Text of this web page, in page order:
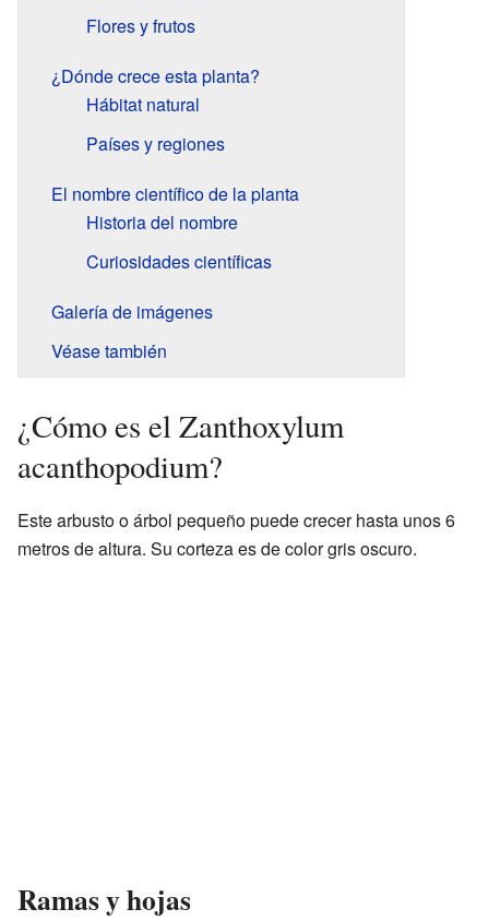
Flores y frutos
¿Dónde crece esta planta?
Hábitat natural
Países y regiones
El nombre científico de la planta
Historia del nombre
Curiosidades científicas
Galería de imágenes
Véase también
¿Cómo es el Zanthoxylum
acanthopodium?
Este arbusto o árbol pequeño puede crecer hasta unos 6
metros de altura. Su corteza es de color gris oscuro.
Ramas y hojas